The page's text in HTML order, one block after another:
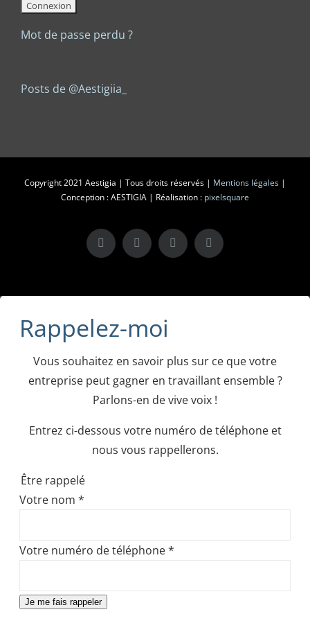
Mot de passe perdu ?
Posts de @Aestigiia_
Copyright 2021 Aestigia | Tous droits réservés | Mentions légales |
Conception : AESTIGIA | Réalisation : pixelsquare
X LinkedInInstagramFacebook
Rappelez-moi
Vous souhaitez en savoir plus sur ce que votre
entreprise peut gagner en travaillant ensemble ?
Parlons-en de vive voix !
Entrez ci-dessous votre numéro de téléphone et
nous vous rappellerons.
Être rappelé
Votre nom *
Votre numéro de téléphone*
Je me fais rappeler